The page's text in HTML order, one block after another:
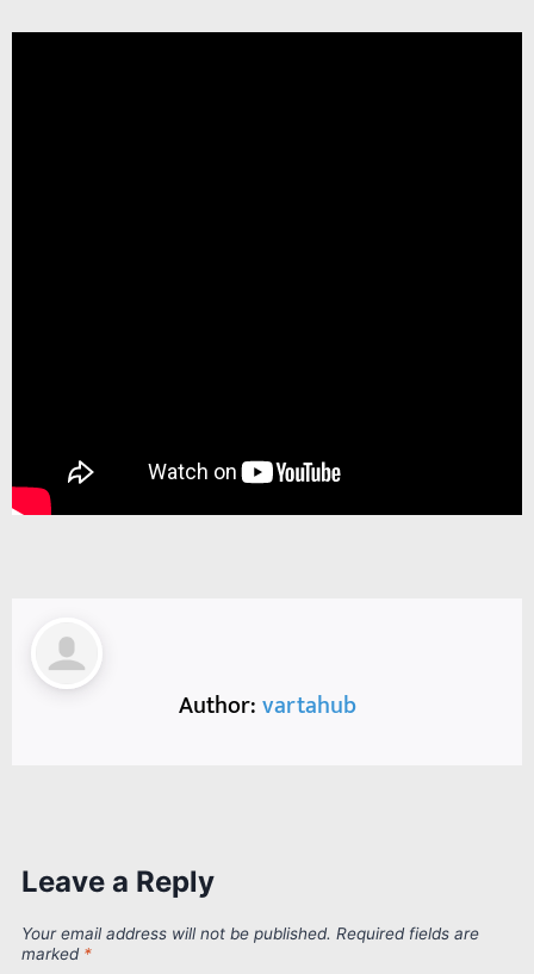
Author:vartahub
Leave a Reply
Your email address will not be published. Required fields are
marked *